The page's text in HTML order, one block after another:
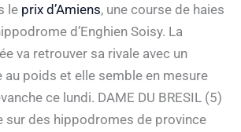
le prix d’Amiens, une course de haies
d’Enghien Soisy. La
va retrouver sa rivale avec un
au poids et elle semble en mesure
ce lundi. DAME DU BRESIL (5)
sur des hippodromes de province